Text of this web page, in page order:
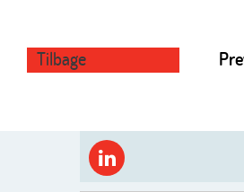
Tilbage